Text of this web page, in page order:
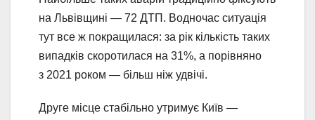
на Львівщині — 72 ДТП. Водночас ситуація
тут все ж покращилася: за рік кількість таких
випадків скоротилася на 31%, а порівняно
з 2021 роком — більш ніж удвічі.
Друге місце стабільно утримує Київ —